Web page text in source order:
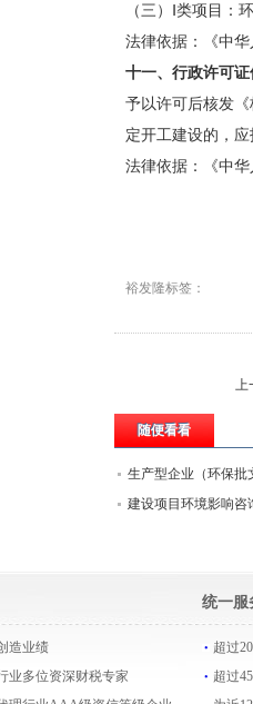
（三）Ⅰ类项目：
法律依据：《中华
十一、行政许可
予以许可后核发
定开工建设的，应
法律依据：《中华
裕发隆标签：
上
随便看看
生产型企业（环保批
文办理）
建设项目环境影响咨
造业绩
业多位资深财税专家
统一服
超过
超过